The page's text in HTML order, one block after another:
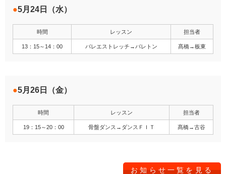
5月24日（水）
時間 レッスン 担当者
13：15～14：00 バレエストレッチ→バレトン 髙橋→板東
5月26日（金）
時間 レッスン 担当者
19：15～20：00 骨盤ダンス→ダンスＦＩＴ 髙橋→古谷
お知らせ一覧を見る